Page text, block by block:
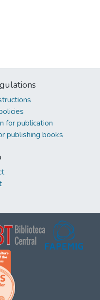
for publication
publishing books